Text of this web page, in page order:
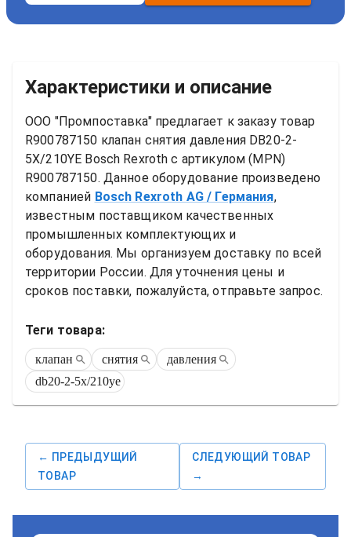
Характеристики и описание
ООО "Промпоставка" предлагает к заказу товар
R900787150 клапан снятия давления DB20-2-
5X/210YE Bosch Rexroth
R900787150. Данное оборудование произведено
компанией Bosch Rexroth AG / Германия,
известным поставщиком качественных
промышленных комплектующих и
оборудования. Мы организуем доставку по всей
территории России. Для уточнения цены и
сроков поставки, пожалуйста, отправьте запрос.
Теги товара:
клапан снятия
давления
db20-2-5x/210ye
← ПРЕДЫДУЩИЙ
ТОВАР
СЛЕДУЮЩИЙ ТОВАР
→